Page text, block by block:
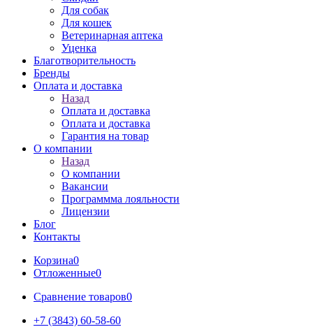
Для собак
Для кошек
Ветеринарная аптека
Уценка
Благотворительность
Бренды
Оплата и доставка
Назад
Оплата и доставка
Оплата и доставка
Гарантия на товар
О компании
Назад
О компании
Вакансии
Программма лояльности
Лицензии
Блог
Контакты
Корзина0
Отложенные0
Сравнение товаров0
+7 (3843) 60-58-60